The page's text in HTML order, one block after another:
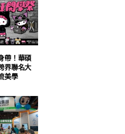
帶！華碩
界聯名大
美學